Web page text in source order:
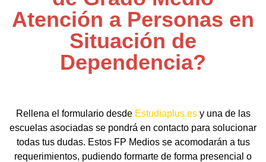
Atención a Personas en
Situación de
Dependencia?
Rellena el formulario desde Estudiaplus.esy una de las
escuelas asociadas se pondrá en contacto para solucionar
todas tus dudas. Estos FP Medios se acomodarán a tus
requerimientos, pudiendo formarte de forma presencial o